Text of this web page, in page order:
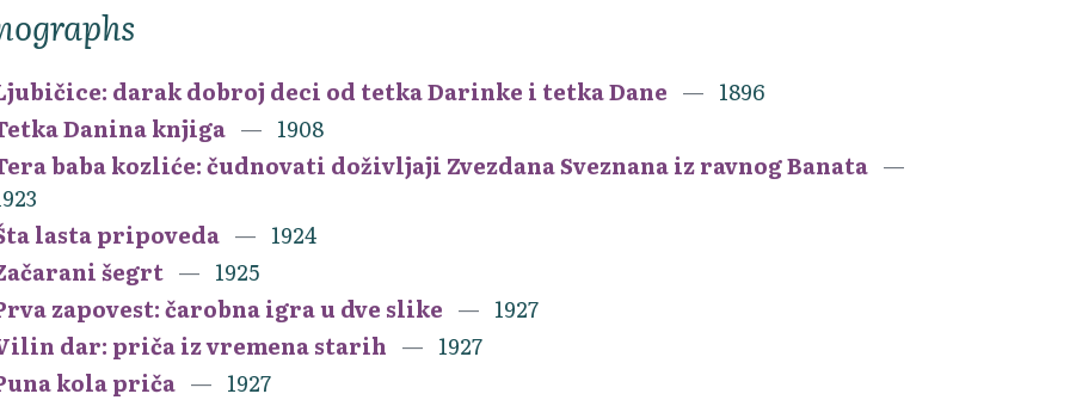
darak dobroj deci od tetka Darinke i tetka Dane
1896
Danina knjiga
1908
baba kozliće: čudnovati doživljaji Zvezdana Sveznana iz ravnog Banata
lasta pripoveda
1924
šegrt
1925
zapovest: čarobna igra u dve slike
1927
dar: priča iz vremena starih
1927
kola priča
1927